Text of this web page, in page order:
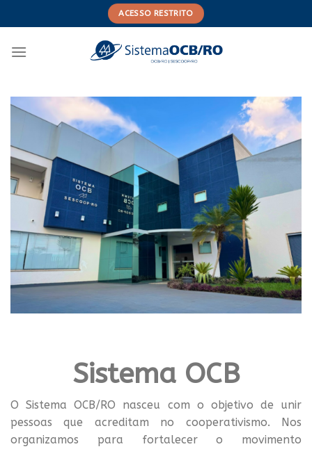
to
ACESSO RESTRITO
Sistema OCB
O Sistema OCB/RO nasceu com o objetivo de unir
pessoas que acreditam no cooperativismo. Nos
organizamos para fortalecer o movimento